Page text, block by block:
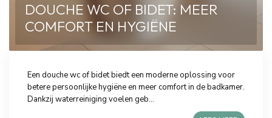
DOUCHE WC OF BIDET: MEER
COMFORT EN HYGIËNE
Een douche wc of bidet biedt een moderne oplossing voor
betere persoonlijke hygiëne en meer comfort in de badkamer.
Dankzij waterreiniging voelen geb...